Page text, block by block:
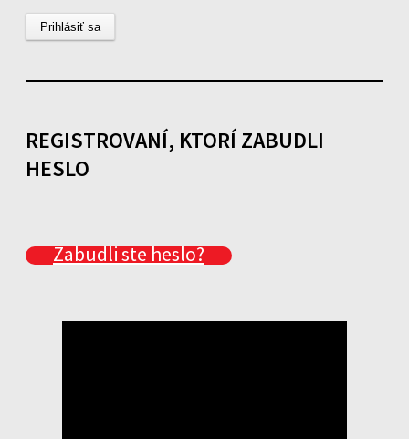
REGISTROVANÍ, KTORÍ ZABUDLI
HESLO
Zabudli ste heslo?